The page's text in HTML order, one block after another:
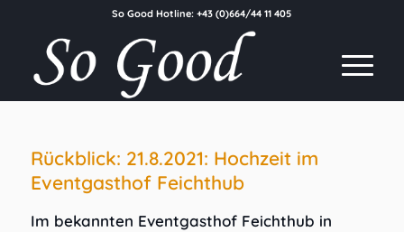
So Good Hotline:+43 (0)664/44 11 405
Rückblick: 21.8.2021: Hochzeit im
Eventgasthof Feichthub
Im bekannten Eventgasthof Feichthub in